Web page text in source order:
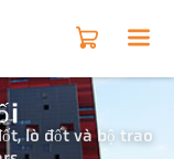
lò đốt và bộ trao